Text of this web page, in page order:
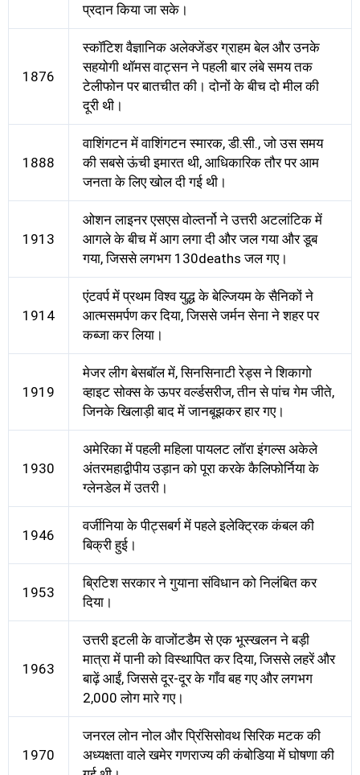
प्रदान किया जा सके।
1876
स्कॉटिश वैज्ञानिक अलेक्जेंडर ग्राहम बेल और उनके
सहयोगी थॉमस वाट्सन ने पहली बार लंबे समय तक
टेलीफोन पर बातचीत की। दोनों के बीच दो मील की
दूरी थी।
1888
वाशिंगटन में वाशिंगटन स्मारक, डी.सी., जो उस समय
की सबसे ऊंची इमारत थी, आधिकारिक तौर पर आम
जनता के लिए खोल दी गई थी।
1913
ओशन लाइनर एसएस वोल्तर्नो ने उत्तरी अटलांटिक में
आगले के बीच में आग लगा दी और जल गया और डूब
गया, जिससे लगभग 130deaths जल गए।
1914
एंटवर्प में प्रथम विश्व युद्ध के बेल्जियम के सैनिकों ने
आत्मसमर्पण कर दिया, जिससे जर्मन सेना ने शहर पर
कब्जा कर लिया।
1919
मेजर लीग बेसबॉल में, सिनसिनाटी रेड्स ने शिकागो
व्हाइट सोक्स के ऊपर वर्ल्डसरीज, तीन से पांच गेम जीते,
जिनके खिलाड़ी बाद में जानबूझकर हार गए।
1930
अमेरिका में पहली महिला पायलट लॉरा इंगल्स अकेले
अंतरमहाद्वीपीय उड़ान को पूरा करके कैलिफोर्निया के
ग्लेनडेल में उतरी।
1946
वर्जीनिया के पीट्सबर्ग में पहले इलेक्ट्रिक कंबल की
बिक्री हुई।
1953
ब्रिटिश सरकार ने गुयाना संविधान को निलंबित कर
दिया।
1963
उत्तरी इटली के वाजोंटडैम से एक भूस्खलन ने बड़ी
मात्रा में पानी को विस्थापित कर दिया, जिससे लहरें और
बाढ़ें आईं, जिससे दूर-दूर के गाँव बह गए और लगभग
2,000 लोग मारे गए।
1970
जनरल लोन नोल और प्रिंसिसोवथ सिरिक मटक की
अध्यक्षता वाले खमेर गणराज्य की कंबोडिया में घोषणा की